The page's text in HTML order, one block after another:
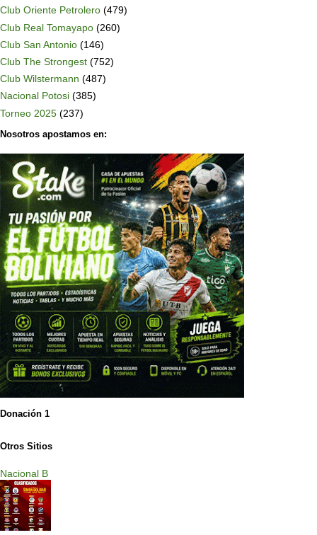
Club Oriente Petrolero (479)
Club Real Tomayapo (260)
Club San Antonio (146)
Club The Strongest (752)
Club Wilstermann (487)
Nacional Potosi (385)
Torneo 2025 (237)
Nosotros apostamos en:
Donación 1
Otros Sitios
Nacional B